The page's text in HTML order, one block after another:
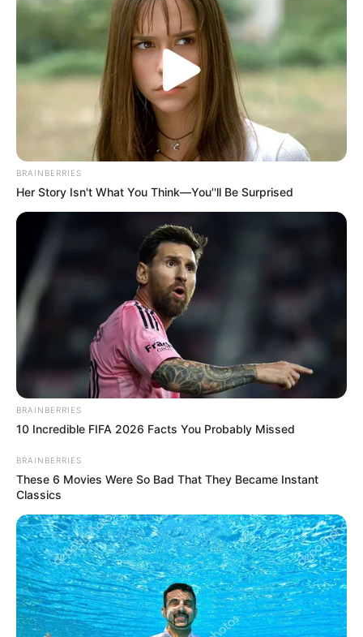
BRAINBERRIES
Her Story Isn't What You Think—You''ll Be Surprised
BRAINBERRIES
10 Incredible FIFA 2026 Facts You Probably Missed
BRAINBERRIES
These 6 Movies Were So Bad That They Became Instant
Classics